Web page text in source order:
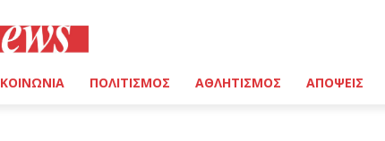
ΚΟΙΝΩΝΙΑ ΠΟΛΙΤΙΣΜΟΣ ΑΘΛΗΤΙΣΜΟΣ ΑΠΟΨΕΙΣ